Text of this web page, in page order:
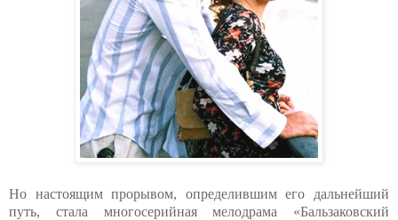
Но настоящим прорывом, определившим его дальнейший
путь, стала многосерийная мелодрама «Бальзаковский